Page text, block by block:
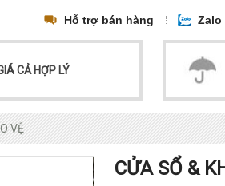
Hỗ trợ bán hàng Zalo
CẢ HỢP LÝ
VỆ
CỬA SỔ &